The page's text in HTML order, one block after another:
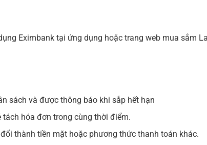
Eximbank tại ứng dụng hoặc trang web mua sắm
sách và được thông báo khi sắp hết hạn
hóa đơn trong cùng thời điểm.
thành tiền mặt hoặc phương thức thanh toán khác.